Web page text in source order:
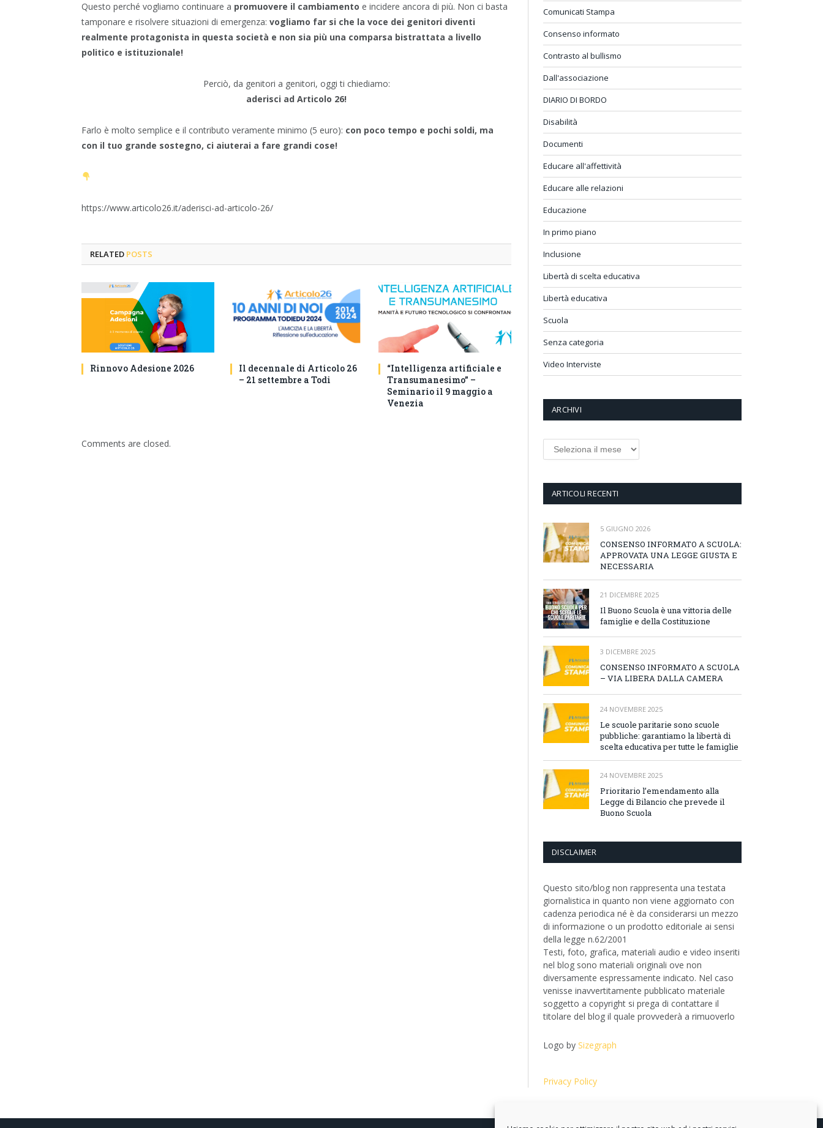
Questo perché vogliamo continuare a promuovere il cambiamento e incidere ancora di più. Non ci basta
tamponare e risolvere situazioni di emergenza: vogliamo far si che la voce dei genitori diventi
realmente protagonista in questa società e non sia più una comparsa bistrattata a livello
politico e istituzionale!
Perciò, da genitori a genitori, oggi ti chiediamo:
aderisci ad Articolo 26!
Farlo è molto semplice e il contributo veramente minimo (5 euro): con poco tempo e pochi soldi, ma
con il tuo grande sostegno, ci aiuterai a fare grandi cose!
https://www.articolo26.it/aderisci-ad-articolo-26/
RELATED POSTS
Rinnovo Adesione 2026
Il decennale di Articolo 26
– 21 settembre a Todi
“Intelligenza artificiale e
Transumanesimo” –
Seminario il 9 maggio a
Venezia
Comments are closed.
Comunicati Stampa
Consenso informato
Contrasto al bullismo
Dall'associazione
DIARIO DI BORDO
Disabilità
Documenti
Educare all'affettività
Educare alle relazioni
Educazione
In primo piano
Inclusione
Libertà di scelta educativa
Libertà educativa
Scuola
Senza categoria
Video Interviste
ARCHIVI
Archivi
ARTICOLI RECENTI
5 GIUGNO 2026
CONSENSO INFORMATO A SCUOLA:
APPROVATA UNA LEGGE GIUSTA E
NECESSARIA
21 DICEMBRE 2025
Il Buono Scuola è una vittoria delle
famiglie e della Costituzione
3 DICEMBRE 2025
CONSENSO INFORMATO A SCUOLA
– VIA LIBERA DALLA CAMERA
24 NOVEMBRE 2025
Le scuole paritarie sono scuole
pubbliche: garantiamo la libertà di
scelta educativa per tutte le famiglie
24 NOVEMBRE 2025
Prioritario l’emendamento alla
Legge di Bilancio che prevede il
Buono Scuola
DISCLAIMER
Questo sito/blog non rappresenta una testata
giornalistica in quanto non viene aggiornato con
cadenza periodica né è da considerarsi un mezzo
di informazione o un prodotto editoriale ai sensi
della legge n.62/2001
Testi, foto, grafica, materiali audio e video inseriti
nel blog sono materiali originali ove non
diversamente espressamente indicato. Nel caso
venisse inavvertitamente pubblicato materiale
soggetto a copyright si prega di contattare il
titolare del blog il quale provvederà a rimuoverlo
Logo by Sizegraph
Privacy Policy